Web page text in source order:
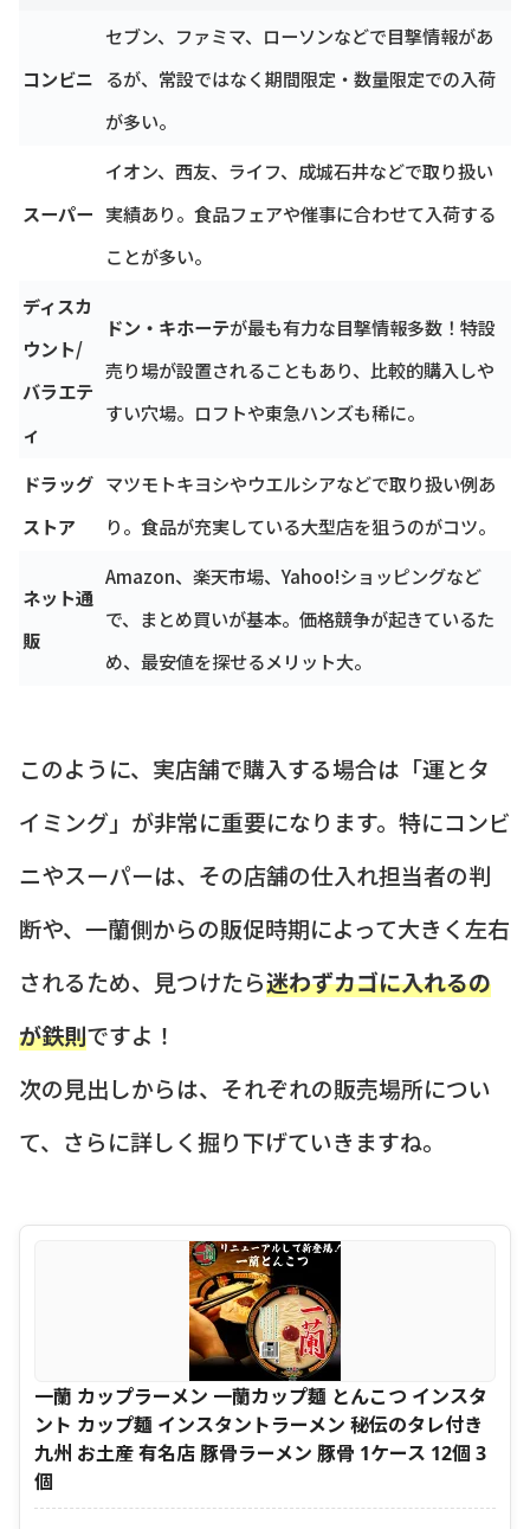
コンビニ
セブン、ファミマ、ローソンなどで目撃情報があ
るが、常設ではなく期間限定・数量限定での入荷
が多い。
スーパー
イオン、西友、ライフ、成城石井などで取り扱い
実績あり。食品フェアや催事に合わせて入荷する
ことが多い。
ディスカ
ウント/
バラエテ
ィ
ドン・キホーテが最も有力な目撃情報多数！特設
売り場が設置されることもあり、比較的購入しや
すい穴場。ロフトや東急ハンズも稀に。
ドラッグ
ストア
マツモトキヨシやウエルシアなどで取り扱い例あ
り。食品が充実している大型店を狙うのがコツ。
ネット通
販
Amazon、楽天市場、Yahoo!ショッピングなど
で、まとめ買いが基本。価格競争が起きているた
め、最安値を探せるメリット大。
このように、実店舗で購入する場合は「運とタ
イミング」が非常に重要になります。特にコンビ
ニやスーパーは、その店舗の仕入れ担当者の判
断や、一蘭側からの販促時期によって大きく左右
されるため、見つけたら迷わずカゴに入れるの
が鉄則ですよ！
次の見出しからは、それぞれの販売場所につい
て、さらに詳しく掘り下げていきますね。
一蘭 カップラーメン 一蘭カップ麺 とんこつ インスタ
ント カップ麺 インスタントラーメン 秘伝のタレ付き
九州 お土産 有名店 豚骨ラーメン 豚骨 1ケース 12個 3
個